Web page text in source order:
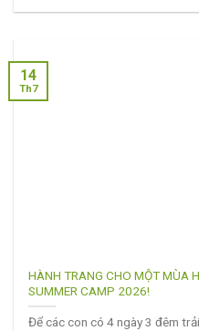
HÀNH TRANG CHO MỘT MÙA
SUMMER CAMP 2026!
Để các con có 4 ngày 3 đêm
14
Th7